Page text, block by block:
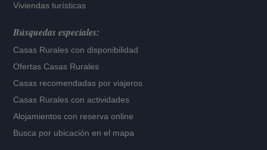
Viviendas turísticas
Búsquedas especiales:
Casas Rurales con disponibilidad
Ofertas Casas Rurales
Casas recomendadas por viajeros
Casas Rurales con actividades
Alojamientos con reserva online
Busca por ubicación en el mapa